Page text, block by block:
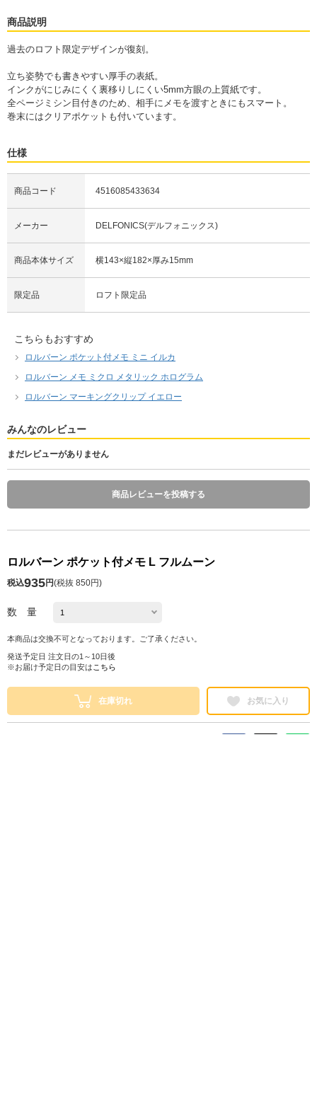
商品説明
過去のロフト限定デザインが復刻。
立ち姿勢でも書きやすい厚手の表紙。
インクがにじみにくく裏移りしにくい5mm方眼の上質紙です。
全ページミシン目付きのため、相手にメモを渡すときにもスマート。
巻末にはクリアポケットも付いています。
仕様
商品コード 4516085433634
メーカー DELFONICS(デルフォニックス)
商品本体サイズ 横143×縦182×厚み15mm
限定品 ロフト限定品
こちらもおすすめ
ロルバーン ポケット付メモ ミニ イルカ
ロルバーン メモ ミクロ メタリック ホログラム
ロルバーン マーキングクリップ イエロー
みんなのレビュー
まだレビューがありません
商品レビューを投稿する
ロルバーン ポケット付メモ L フルムーン
税込935円(税抜 850円)
数 量
本商品は交換不可となっております。ご了承ください。
発送予定日 注文日の1～10日後
※お届け予定日の目安は こちら
在庫切れ お気に入り